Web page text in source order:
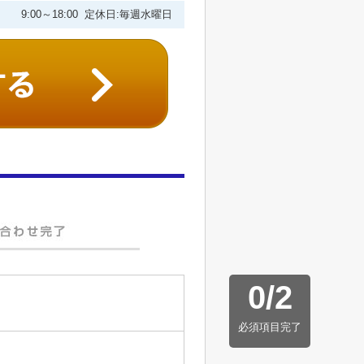
9:00～18:00 定休日:毎週水曜日
0/2
必須項目完了